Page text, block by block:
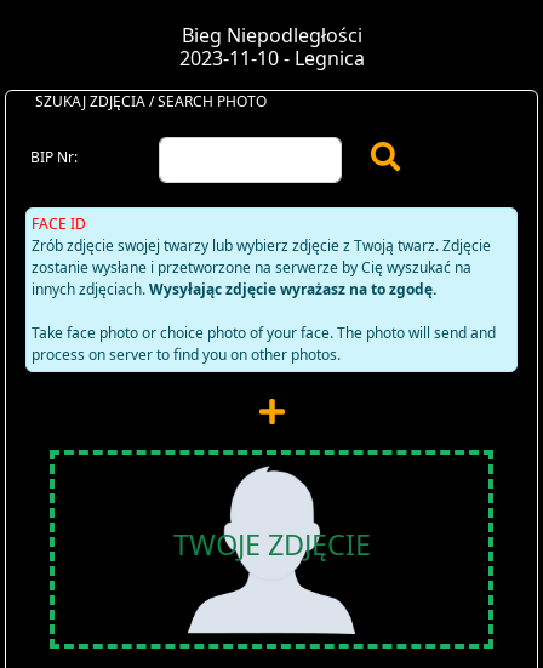
Bieg Niepodległości
2023-11-10 - Legnica
SZUKAJ ZDJĘCIA / SEARCH PHOTO
BIP Nr:
FACE ID
Zrób zdjęcie swojej twarzy lub wybierz zdjęcie z Twoją twarz. Zdjęcie
zostanie wysłane i przetworzone na serwerze by Cię wyszukać na
innych zdjęciach.Wysyłając zdjęcie wyrażasz na to zgodę.
Take face photo or choice photo of your face. The photo will send and
process on server to find you on other photos.
TWOJE ZDJĘCIE